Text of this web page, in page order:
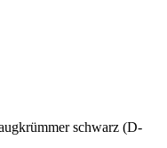
schwarz (D-